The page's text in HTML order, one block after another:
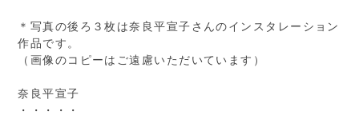
＊写真の後ろ３枚は奈良平宣子さんのインスタレーション
作品です。
（画像のコピーはご遠慮いただいています）
奈良平宣子
・・・・・